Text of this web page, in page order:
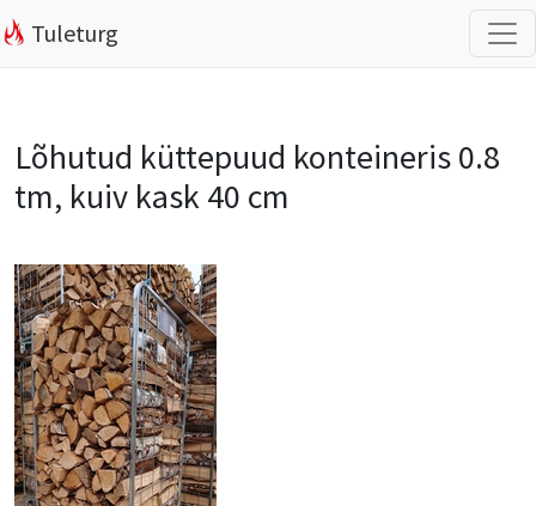
Tuleturg
Lõhutud küttepuud konteineris 0.8
tm, kuiv kask 40 cm